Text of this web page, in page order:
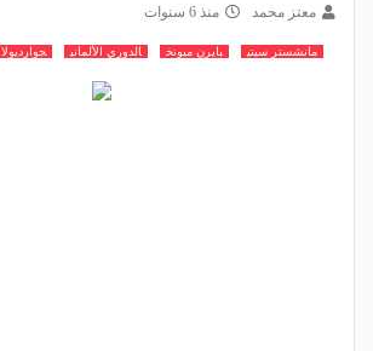
معتز محمد منذ 6 سنوات
مانشستر سيتي بايرن ميونخ الدوري الألماني جوارديولا